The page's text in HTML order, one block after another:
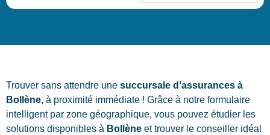
Trouver sans attendre une succursale d’assurances à
Bollène, à proximité immédiate ! Grâce à notre formulaire
intelligent par zone géographique, vous pouvez étudier les
solutions disponibles à Bollène et trouver le conseiller idéal